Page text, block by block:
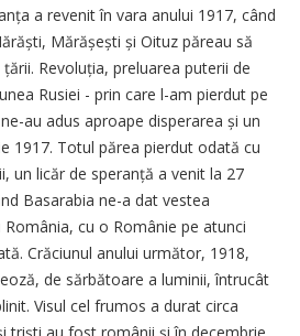
a revenit în vara anului 1917, când
Mărășești și Oituz păreau să
Revo­luția, preluarea puterii de
Rusiei - prin care l-am pierdut pe
au adus aproape disperarea și un
1917. Totul părea pierdut odată cu
un licăr de speranță a venit la 27
Basarabia ne-a dat vestea
cu o Românie pe atunci
Crăciunul anului următor, 1918,
de sărbătoare a luminii, întrucât
Visul cel frumos a durat circa